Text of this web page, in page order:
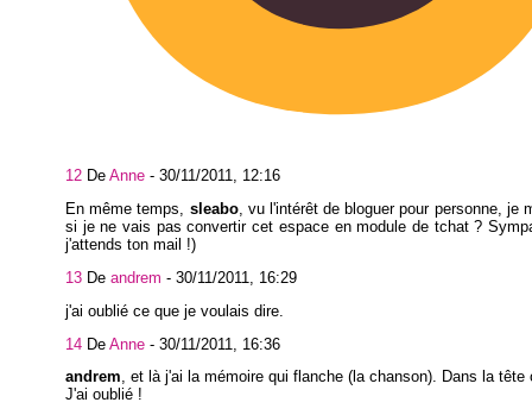
12 De Anne - 30/11/2011, 12:16
En même temps, sleabo, vu l'intérêt de bloguer pour personne, je
si je ne vais pas convertir cet espace en module de tchat ?
j'attends ton mail !)
13 De andrem - 30/11/2011, 16:29
j'ai oublié ce que je voulais dire.
14 De Anne - 30/11/2011, 16:36
andrem, et là j'ai la mémoire qui flanche (la chanson). Dans la tête
J'ai oublié !